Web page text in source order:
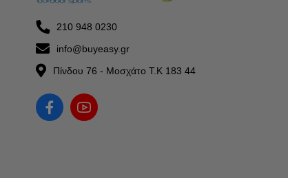
210 948 0230
info@buyeasy.gr
Πίνδου 76 - Μοσχάτο Τ.Κ 183 44